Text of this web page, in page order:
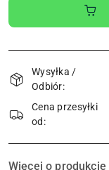
Dostępność
i
dostawa
Wysyłka /
Odbiór:
Cena przesyłki
od:
Więcej o produkcie